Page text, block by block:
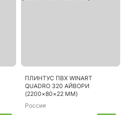
ПЛИНТУС ПВХ WINART
QUADRO 320 АЙВОРИ
(2200×80×22 ММ)
Россия